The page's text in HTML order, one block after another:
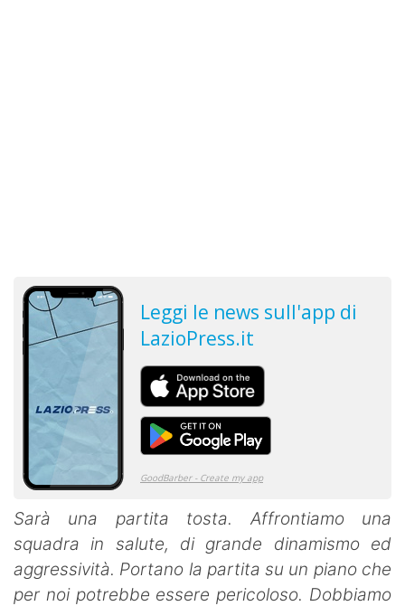
Sarà una partita tosta. Affrontiamo una
squadra in salute, di grande dinamismo ed
aggressività. Portano la partita su un piano che
per noi potrebbe essere pericoloso. Dobbiamo